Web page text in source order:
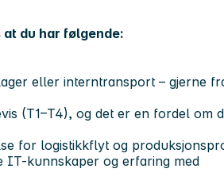
du har følgende:
eller interntransport – gjerne
(T1–T4), og det er en fordel om
for logistikkflyt og
IT-kunnskaper og erfaring med